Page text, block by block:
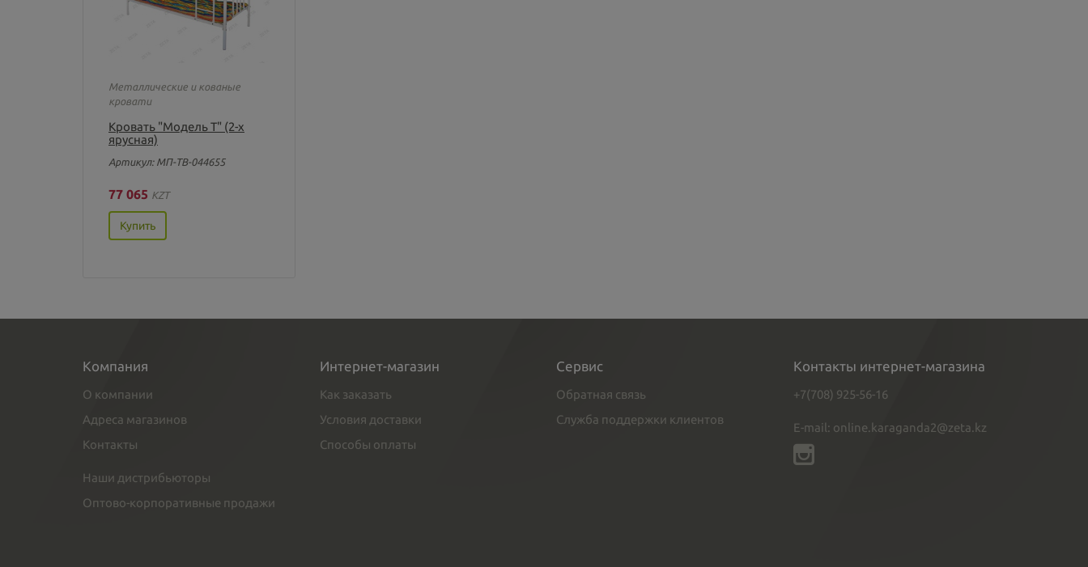
Металлические и кованые
кровати
Кровать "Модель Т" (2-х
ярусная)
Артикул: МП-ТВ-044655
77 065 KZT
Купить
Компания
О компании
Адреса магазинов
Контакты
Наши дистрибьюторы
Оптово-корпоративные продажи
Интернет-магазин
Как заказать
Условия доставки
Способы оплаты
Сервис
Обратная связь
Служба поддержки клиентов
Контакты интернет-магазина
+7(708) 925-56-16
E-mail: online.karaganda2@zeta.kz